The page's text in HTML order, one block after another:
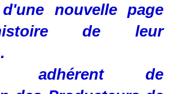
nouvelle page
de leur
adhérent de